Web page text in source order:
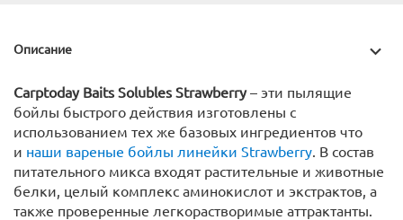
Описание
Carptoday Baits Solubles Strawberry– эти пылящие
бойлы быстрого действия изготовлены с
использованием тех же базовых ингредиентов что
и наши вареные бойлы линейки Strawberry . В состав
питательного микса входят растительные и животные
белки, целый комплекс аминокислот и экстрактов, а
также проверенные легкорастворимые аттрактанты.